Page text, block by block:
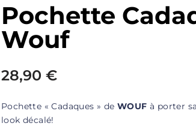
Pochette
Wouf
28,90 €
Pochette « Cadaques » de WOUF à porter
look décalé!